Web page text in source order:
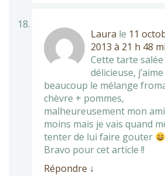
Laura le 11
2013 à 21 h 48
Cette tarte salée
délicieuse, j’aime
beaucoup le mélange
chèvre + pommes,
malheureusement mon
moins mais je vais quand
tenter de lui faire gouter
Bravo pour cet article !!
Répondre ↓